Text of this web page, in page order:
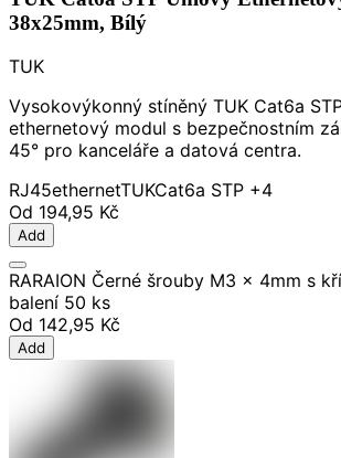
38x25mm, Bílý
TUK
Vysokovýkonný stíněný TUK Cat6a
ethernetový modul s bezpečnostním
45° pro kanceláře a datová centra.
RJ45ethernetTUKCat6a STP +4
Od 194,95 Kč
Add
RARAION Černé šrouby M3 x 4mm s
balení 50 ks
Od 142,95 Kč
Add